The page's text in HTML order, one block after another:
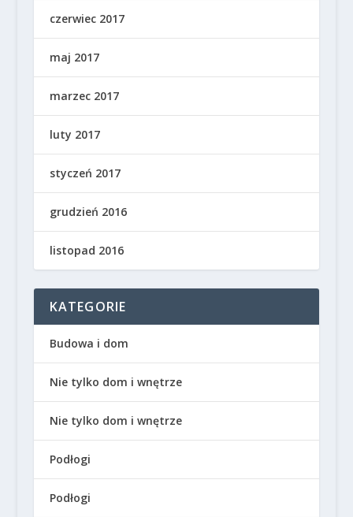
czerwiec 2017
maj 2017
marzec 2017
luty 2017
styczeń 2017
grudzień 2016
listopad 2016
KATEGORIE
Budowa i dom
Nie tylko dom i wnętrze
Nie tylko dom i wnętrze
Podłogi
Podłogi